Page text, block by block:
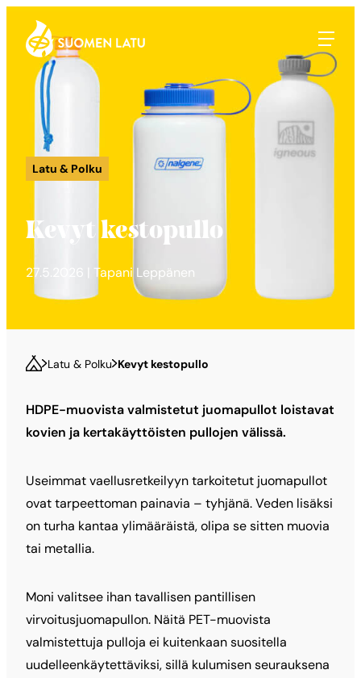
Siirry
suoraan
sisältöön
Suomen Latu
Latu & Polku
Kevyt kestopullo
27.5.2026 | Tapani Leppänen
Latu & Polku Kevyt kestopullo
HDPE-muovista valmistetut juomapullot loistavat
kovien ja kertakäyttöisten pullojen välissä.
Useimmat vaellusretkeilyyn tarkoitetut juomapullot
ovat tarpeettoman painavia – tyhjänä. Veden lisäksi
on turha kantaa ylimääräistä, olipa se sitten muovia
tai metallia.
Moni valitsee ihan tavallisen pantillisen
virvoitusjuomapullon. Näitä PET-muovista
valmistettuja pulloja ei kuitenkaan suositella
uudelleenkäytettäviksi, sillä kulumisen seurauksena